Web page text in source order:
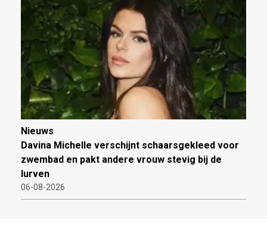
Nieuws
Davina Michelle verschijnt schaarsgekleed voor
zwembad en pakt andere vrouw stevig bij de
lurven
06-08-2026